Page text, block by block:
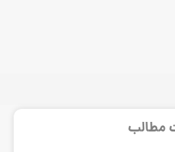
مطالب